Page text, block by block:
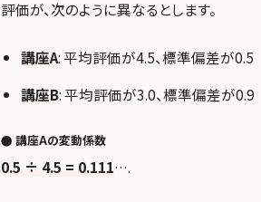
評価が、次のように異なるとします。
講座A: 平均評価が4.5、標準偏差が0.5
講座B: 平均評価が3.0、標準偏差が0.9
● 講座Aの変動係数
0.5 ÷ 4.5 = 0.111….